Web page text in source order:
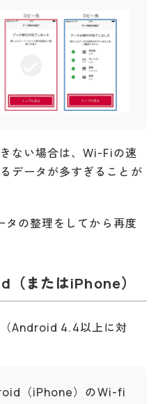
ない場合は、Wi-Fiの速
データが多すぎることが
の整理をしてから再度
またはiPhone）
Android 4.4以上に対
（iPhone）のWi-fi